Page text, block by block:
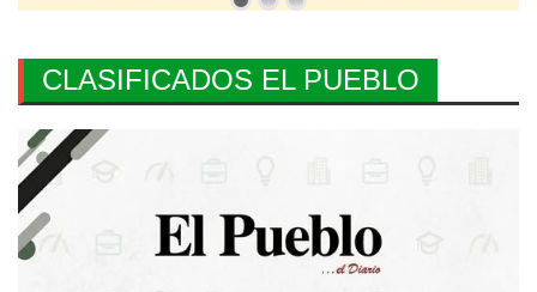
CLASIFICADOS EL PUEBLO